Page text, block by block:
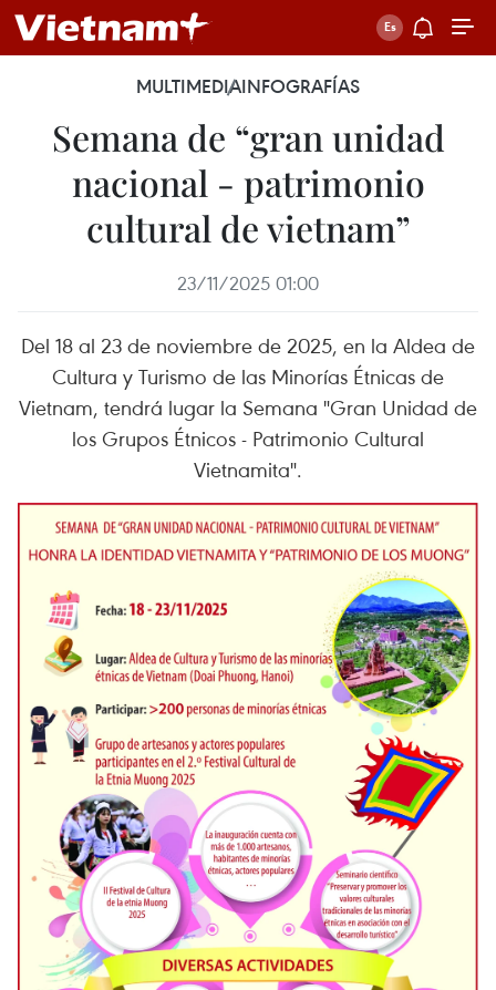
MULTIMEDIAINFOGRAFÍAS
Semana de “gran unidad
nacional - patrimonio
cultural de vietnam”
23/11/2025 01:00
Del 18 al 23 de noviembre de 2025, en la Aldea de
Cultura y Turismo de las Minorías Étnicas de
Vietnam, tendrá lugar la Semana "Gran Unidad de
los Grupos Étnicos - Patrimonio Cultural
Vietnamita".